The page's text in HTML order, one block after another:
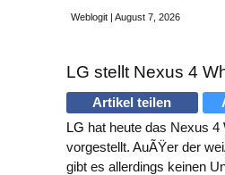
Weblogit | August 7, 2026
LG stellt Nexus 4
Artikel teilen
LG hat heute das Nexus 4
vorgestellt. AuÃŸer der
gibt es allerdings keinen